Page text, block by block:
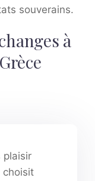
souverains.
à
plaisir
choisit